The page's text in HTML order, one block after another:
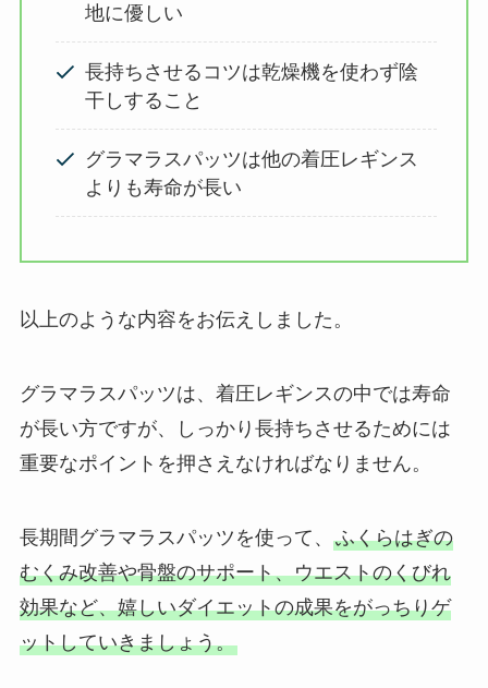
地に優しい
長持ちさせるコツは乾燥機を使わず陰
干しすること
グラマラスパッツは他の着圧レギンス
よりも寿命が長い
以上のような内容をお伝えしました。
グラマラスパッツは、着圧レギンスの中では寿命
が長い方ですが、しっかり長持ちさせるためには
重要なポイントを押さえなければなりません。
長期間グラマラスパッツを使って、 ふくらはぎの
むくみ改善や骨盤のサポート、ウエストのくびれ
効果など、嬉しいダイエットの成果をがっちりゲ
ットしていきましょう。